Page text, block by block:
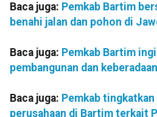
Baca juga: Pemkab Bartim
benahi jalan dan pohon di
Baca juga: Pemkab Bartim
pembangunan dan
Baca juga: Pemkab
perusahaan di Bartim terkait